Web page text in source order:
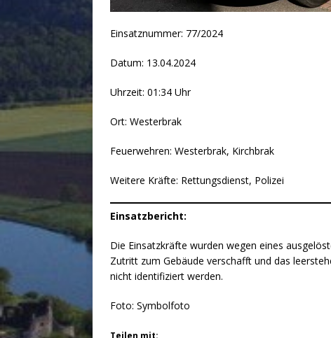
Einsatznummer: 77/2024
Datum: 13.04.2024
Uhrzeit: 01:34 Uhr
Ort: Westerbrak
Feuerwehren: Westerbrak, Kirchbrak
Weitere Kräfte: Rettungsdienst, Polizei
Einsatzbericht:
Die Einsatzkräfte wurden wegen eines
Zutritt zum Gebäude verschafft und das
nicht identifiziert werden.
Foto: Symbolfoto
Teilen mit: